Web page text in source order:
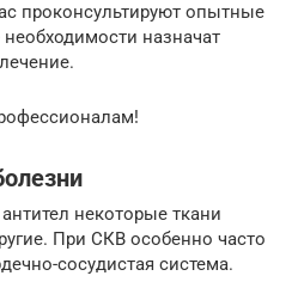
проконсультируют опытные
назначат
некоторые ткани
При СКВ особенно часто
сосудистая система.